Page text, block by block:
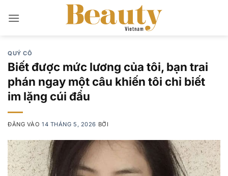
qua
QUÝ CÔ
Biết được mức lương của tôi, bạn trai
phán ngay một câu khiến tôi chỉ biết
im lặng cúi đầu
ĐĂNG VÀO14 THÁNG 5, 2026 BỞI